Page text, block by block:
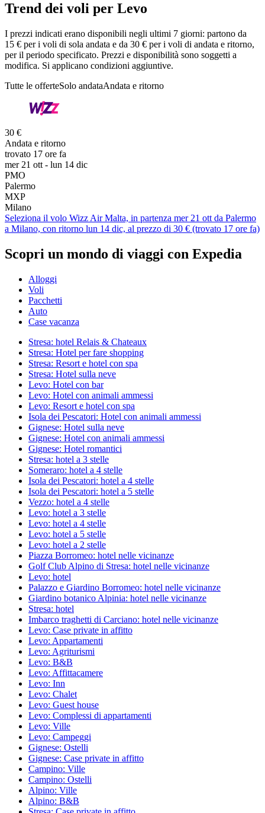
Trend dei voli per Levo
I prezzi indicati erano disponibili negli ultimi 7 giorni: partono da
15 € per i voli di sola andata e da 30 € per i voli di andata e ritorno,
per il periodo specificato. Prezzi e disponibilità sono soggetti a
modifica. Si applicano condizioni aggiuntive.
Tutte le offerteSolo andataAndata e ritorno
30 €
Andata e ritorno
trovato 17 ore fa
mer 21 ott - lun 14 dic
PMO
Palermo
MXP
Milano
Seleziona il volo Wizz Air Malta, in partenza mer 21 ott da Palermo
a Milano, con ritorno lun 14 dic, al prezzo di 30 € (trovato 17 ore fa)
Scopri un mondo di viaggi con Expedia
Alloggi
Voli
Pacchetti
Auto
Case vacanza
Stresa: hotel Relais & Chateaux
Stresa: Hotel per fare shopping
Stresa: Resort e hotel con spa
Stresa: Hotel sulla neve
Levo: Hotel con bar
Levo: Hotel con animali ammessi
Levo: Resort e hotel con spa
Isola dei Pescatori: Hotel con animali ammessi
Gignese: Hotel sulla neve
Gignese: Hotel con animali ammessi
Gignese: Hotel romantici
Stresa: hotel a 3 stelle
Someraro: hotel a 4 stelle
Isola dei Pescatori: hotel a 4 stelle
Isola dei Pescatori: hotel a 5 stelle
Vezzo: hotel a 4 stelle
Levo: hotel a 3 stelle
Levo: hotel a 4 stelle
Levo: hotel a 5 stelle
Levo: hotel a 2 stelle
Piazza Borromeo: hotel nelle vicinanze
Golf Club Alpino di Stresa: hotel nelle vicinanze
Levo: hotel
Palazzo e Giardino Borromeo: hotel nelle vicinanze
Giardino botanico Alpinia: hotel nelle vicinanze
Stresa: hotel
Imbarco traghetti di Carciano: hotel nelle vicinanze
Levo: Case private in affitto
Levo: Appartamenti
Levo: Agriturismi
Levo: B&B
Levo: Affittacamere
Levo: Inn
Levo: Chalet
Levo: Guest house
Levo: Complessi di appartamenti
Levo: Ville
Levo: Campeggi
Gignese: Ostelli
Gignese: Case private in affitto
Campino: Ville
Campino: Ostelli
Alpino: Ville
Alpino: B&B